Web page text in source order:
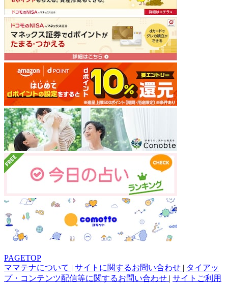
PAGETOP
ママテナについて | サイトに関するお問い合わせ | タイアッ
プ・コンテンツ配信等に関するお問い合わせ | サイトご利用